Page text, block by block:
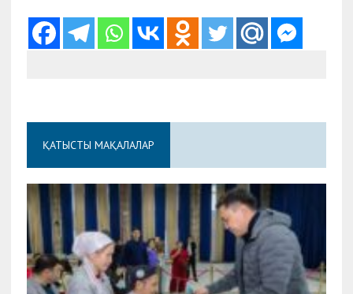
ҚАТЫСТЫ МАҚАЛАЛАР